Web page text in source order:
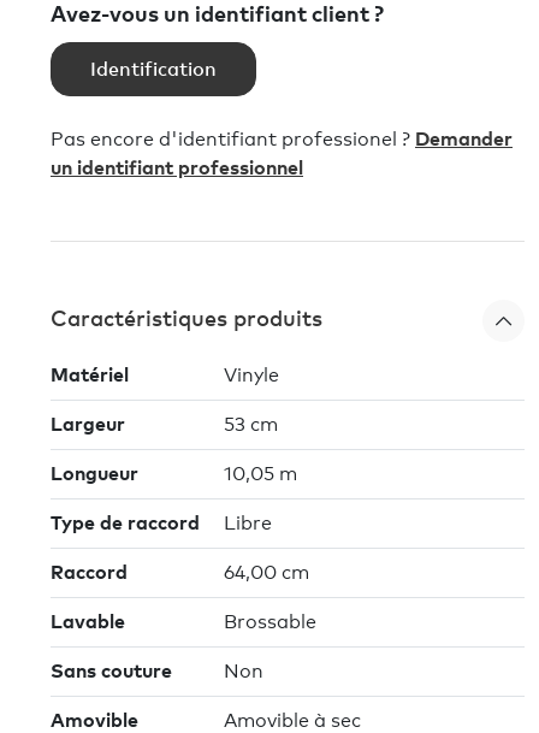
Avez-vous un identifiant client ?
Identification
Pas encore d'identifiant professionel ? Demander
un identifiant professionnel
Caractéristiques produits
Matériel Vinyle
Largeur 53 cm
Longueur 10,05 m
Type de raccord Libre
Raccord 64,00 cm
Lavable Brossable
Sans couture Non
Amovible Amovible à sec